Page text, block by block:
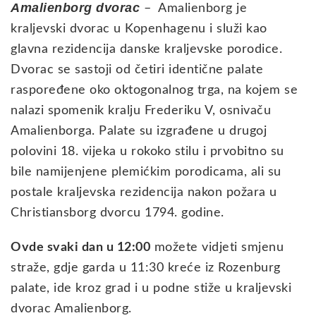
Amalienborg dvorac – Amalienborg je
kraljevski dvorac u Kopenhagenu i služi kao
glavna rezidencija danske kraljevske porodice.
Dvorac se sastoji od četiri identične palate
raspoređene oko oktogonalnog trga, na kojem se
nalazi spomenik kralju Frederiku V, osnivaču
Amalienborga. Palate su izgrađene u drugoj
polovini 18. vijeka u rokoko stilu i prvobitno su
bile namijenjene plemićkim porodicama, ali su
postale kraljevska rezidencija nakon požara u
Christiansborg dvorcu 1794. godine.
Ovde svaki dan u 12:00 možete vidjeti smjenu
straže, gdje garda u 11:30 kreće iz Rozenburg
palate, ide kroz grad i u podne stiže u kraljevski
dvorac Amalienborg.